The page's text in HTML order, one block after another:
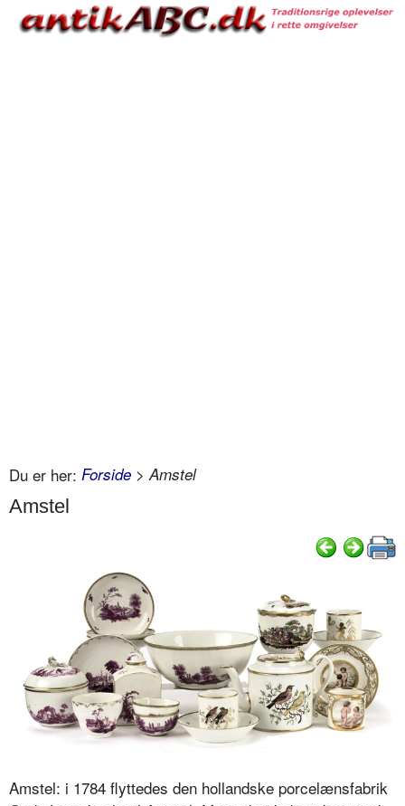
Du er her: Forside > Amstel
Amstel
Amstel: i 1784 flyttedes den hollandske porcelænsfabrik